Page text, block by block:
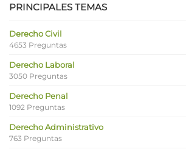
PRINCIPALES TEMAS
Derecho Civil
4653 Preguntas
Derecho Laboral
3050 Preguntas
Derecho Penal
1092 Preguntas
Derecho Administrativo
763 Preguntas